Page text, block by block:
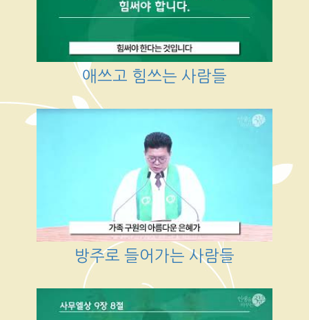
애쓰고 힘쓰는 사람들
방주로 들어가는 사람들